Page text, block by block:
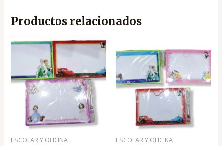
Productos relacionados
ESCOLAR Y OFICINA
El
precio
original
era:
₡1,600
El
precio
.
₡1,080
ESCOLAR Y OFICINA
precio
original
era:
₡975
precio
actual
es:
.
₡650